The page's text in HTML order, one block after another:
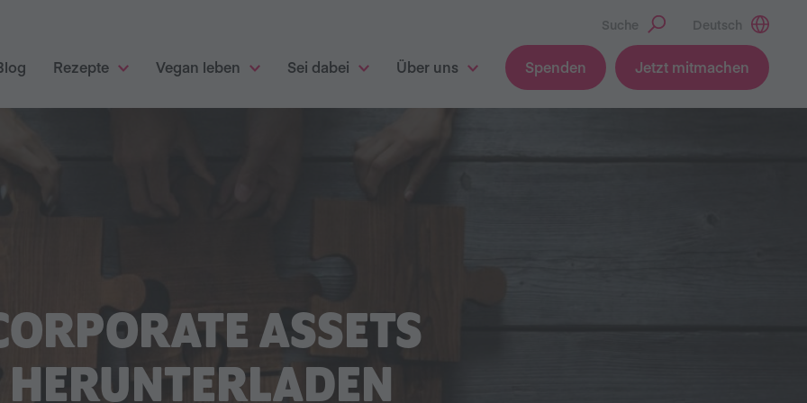
Suche Deutsch
Rezepte Vegan leben Sei dabei Über uns Spenden Jetzt mitmachen
ASSETS
HERUNTERLADEN